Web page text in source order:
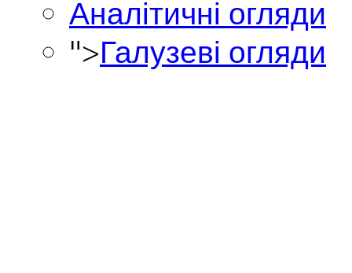
Аналітичні огляди
">Галузеві огляди